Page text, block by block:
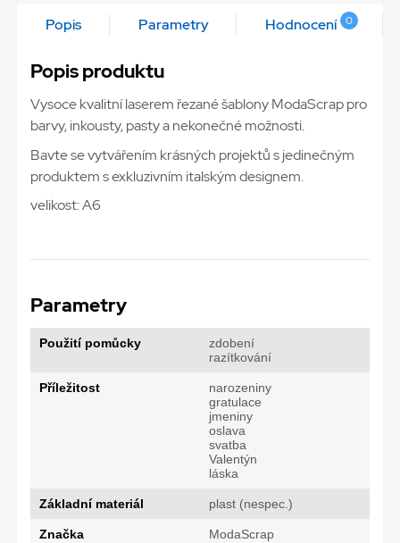
Popis Parametry Hodnocení 0
Popis produktu
Vysoce kvalitní laserem řezané šablony ModaScrap pro
barvy, inkousty, pasty a nekonečné možnosti.
Bavte se vytvářením krásných projektů s jedinečným
produktem s exkluzivním italským designem.
velikost: A6
Parametry
Použití pomůcky
zdobení
razítkování
Příležitost
narozeniny
gratulace
jmeniny
oslava
svatba
Valentýn
láska
Základní materiál plast (nespec.)
Značka ModaScrap